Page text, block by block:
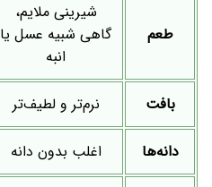
طعم
شیرینی ملایم،
گاهی شبیه عسل یا
انبه
بافت نرم‌تر و لطیف‌تر
دانه‌ها اغلب بدون دانه